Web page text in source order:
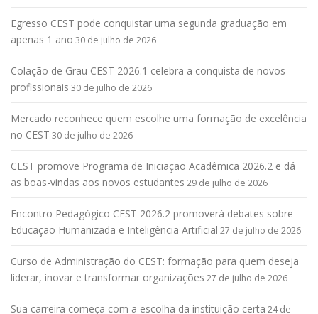
Egresso CEST pode conquistar uma segunda graduação em
apenas 1 ano 30 de julho de 2026
Colação de Grau CEST 2026.1 celebra a conquista de novos
profissionais 30 de julho de 2026
Mercado reconhece quem escolhe uma formação de excelência
no CEST 30 de julho de 2026
CEST promove Programa de Iniciação Acadêmica 2026.2 e dá
as boas-vindas aos novos estudantes 29 de julho de 2026
Encontro Pedagógico CEST 2026.2 promoverá debates sobre
Educação Humanizada e Inteligência Artificial 27 de julho de 2026
Curso de Administração do CEST: formação para quem deseja
liderar, inovar e transformar organizações 27 de julho de 2026
Sua carreira começa com a escolha da instituição certa 24 de